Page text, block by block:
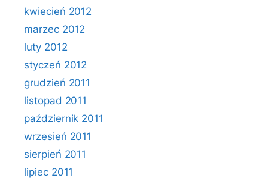
kwiecień 2012
marzec 2012
luty 2012
styczeń 2012
grudzień 2011
listopad 2011
październik 2011
wrzesień 2011
sierpień 2011
lipiec 2011